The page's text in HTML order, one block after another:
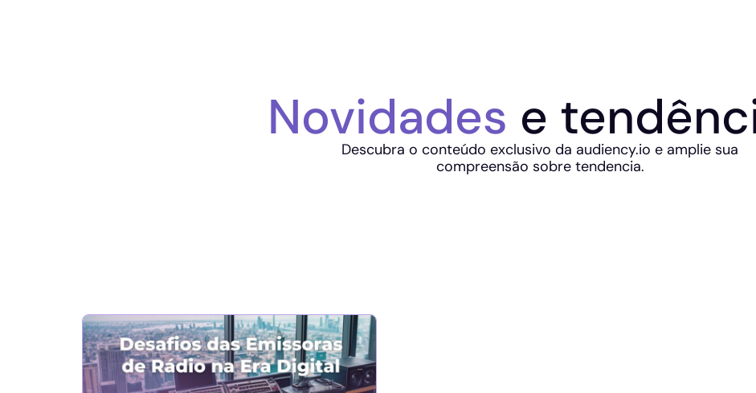
Novidades e
Descubra o conteúdo exclusivo da audiency.io e amplie sua
compreensão sobre tendencia.